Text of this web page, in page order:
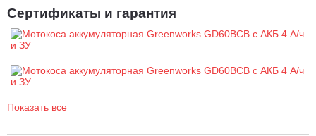
Сертификаты и гарантия
Показать все